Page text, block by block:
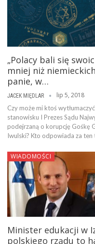
„Polacy bali się
mniej niż
panie, w…
JACEK MIĘDLAR lip 5, 2018
Czy może mi ktoś
stanowisku I Prezes Sądu
podejrzaną o korupcję Gośkę
Iwulski? Kto odpowiada za
WIADOMOŚCI
Minister edukacji w
polskiego rządu to